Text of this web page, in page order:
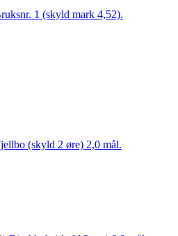
1 (skyld mark 4,52).
(skyld 2 øre) 2,0 mål.